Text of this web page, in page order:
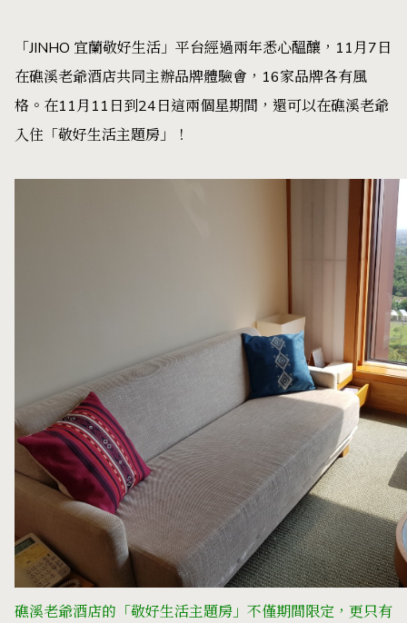
「JINHO 宜蘭敬好生活」平台經過兩年悉心醞釀，11月7日
在礁溪老爺酒店共同主辦品牌體驗會，16家品牌各有風
格。在11月11日到24日這兩個星期間，還可以在礁溪老爺
入住「敬好生活主題房」！
礁溪老爺酒店的「敬好生活主題房」不僅期間限定，更只有